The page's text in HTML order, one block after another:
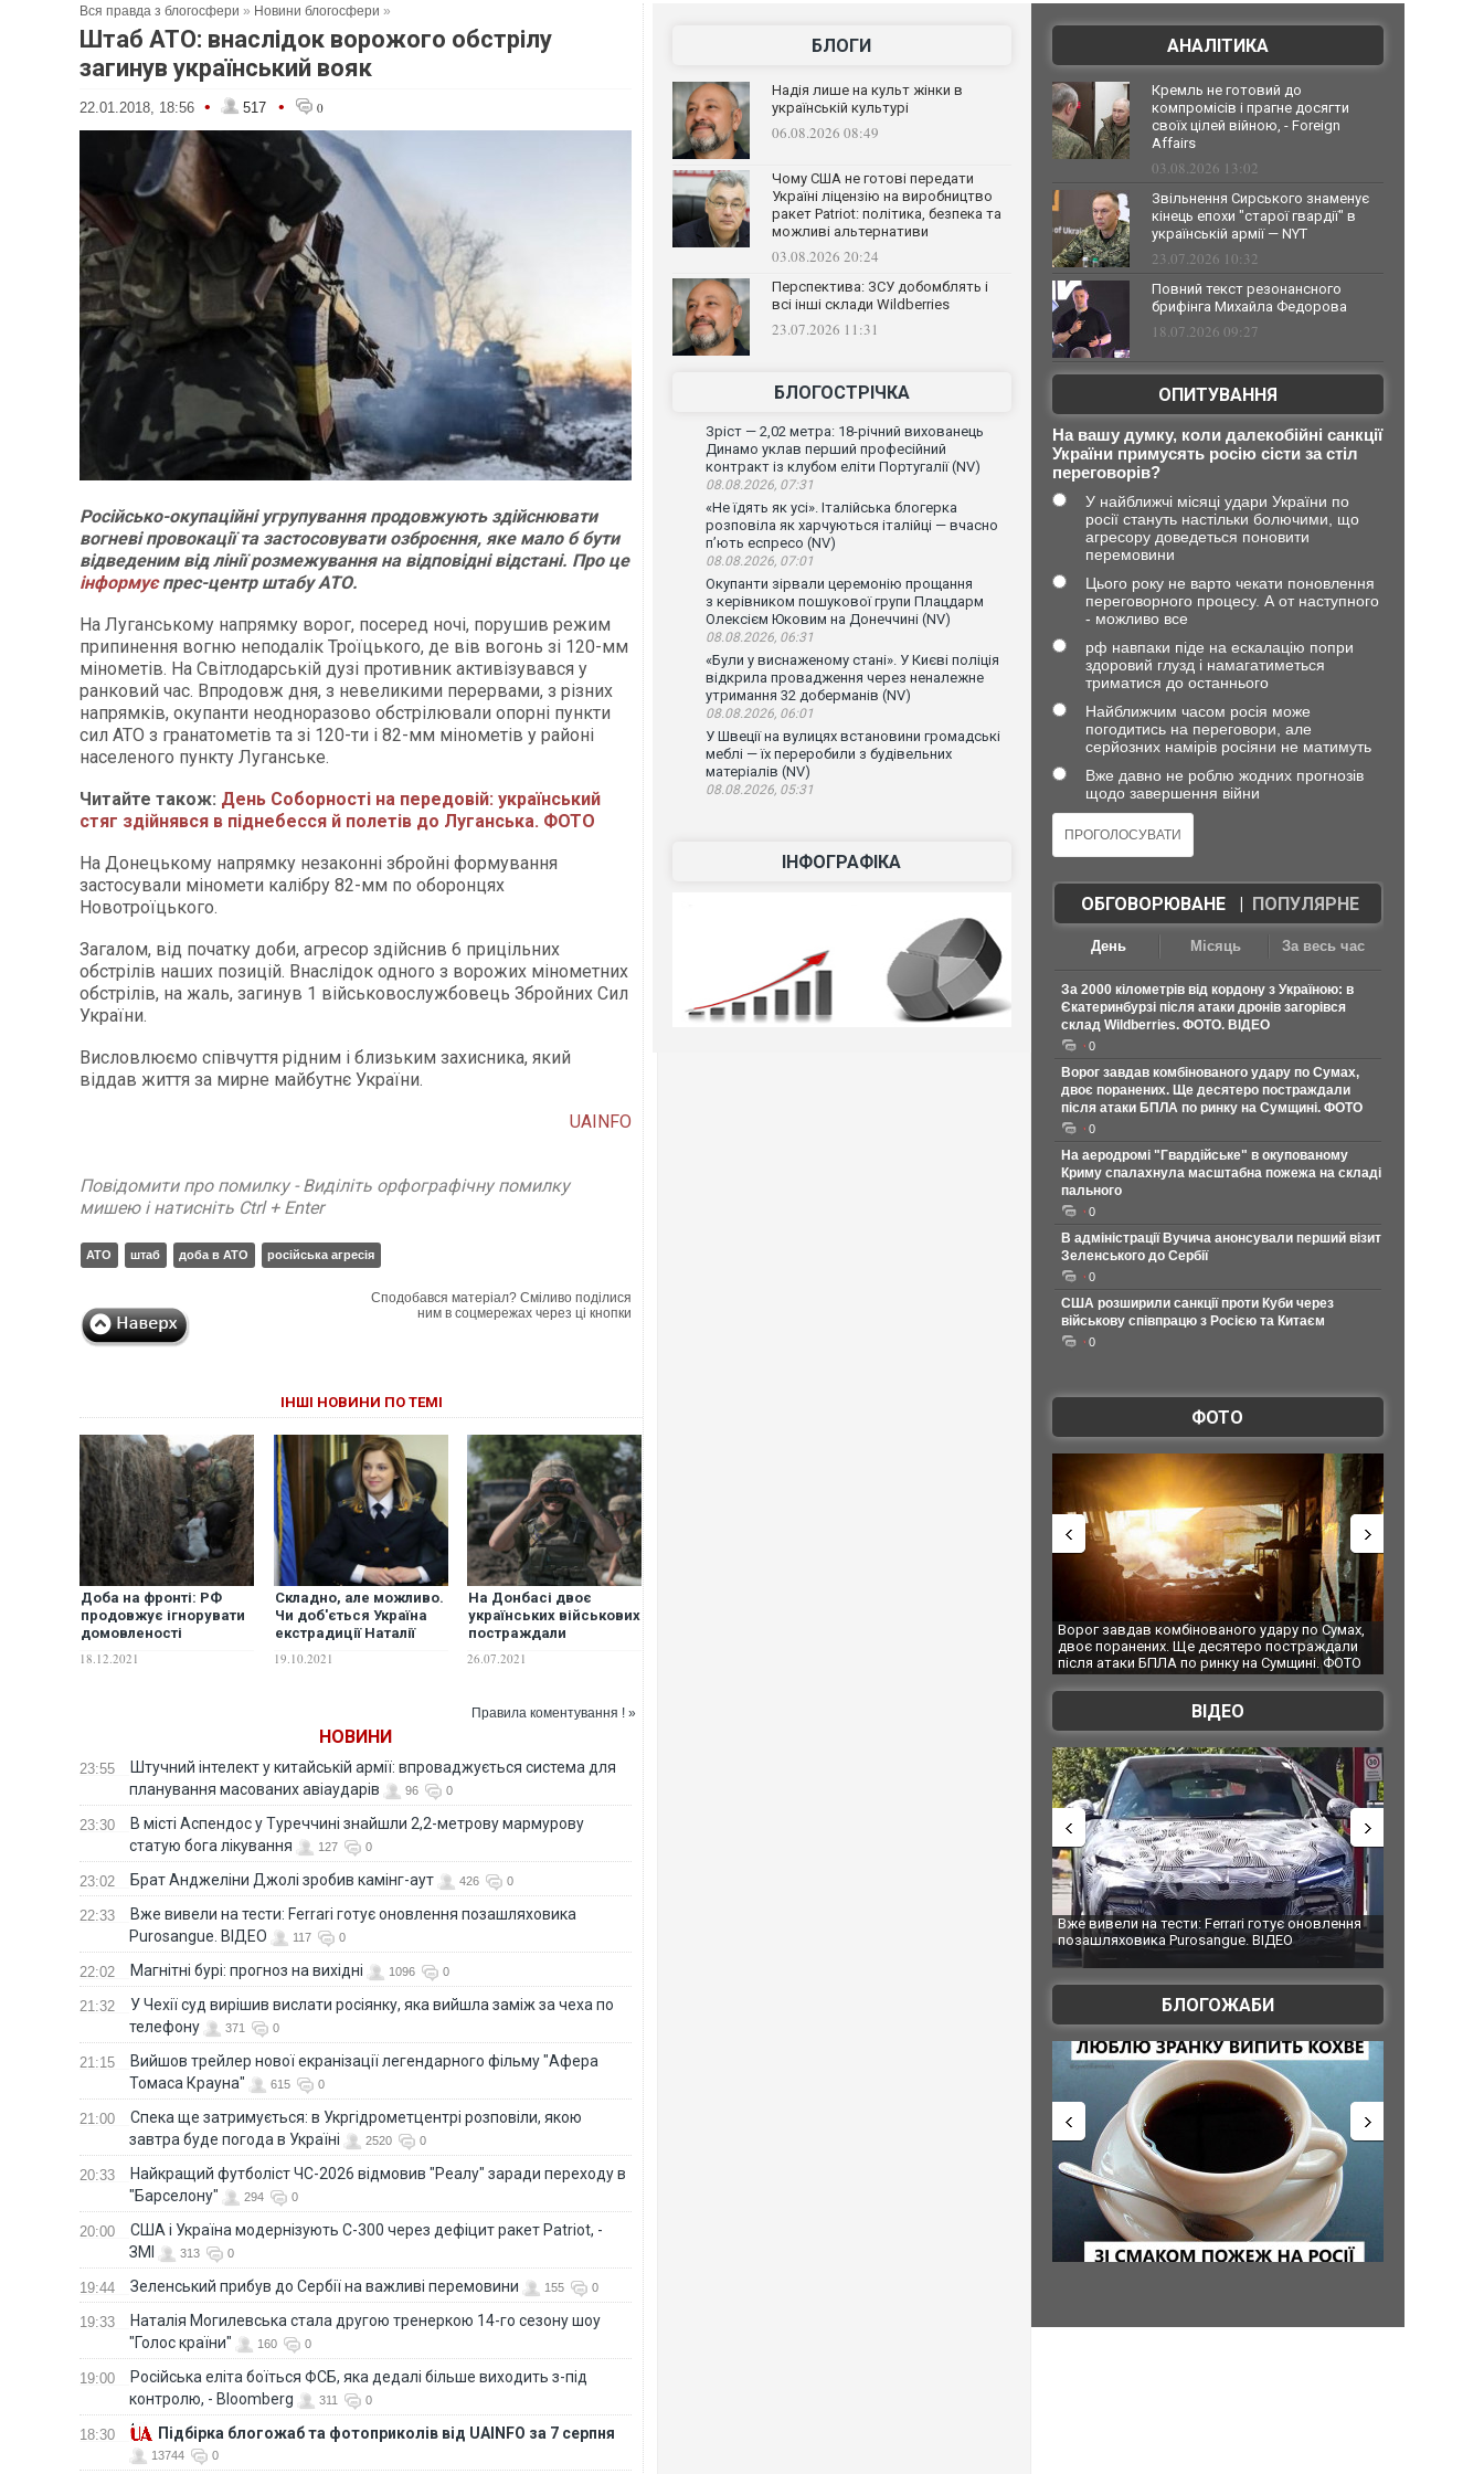
Вся правда з блогосфери » Новини блогосфери »
Штаб АТО: внаслідок ворожого обстрілу
загинув український вояк
22.01.2018, 18:56 • 517 • 0
Російсько-окупаційні угрупування продовжують здійснювати
вогневі провокації та застосовувати озброєння, яке мало б бути
відведеним від лінії розмежування на відповідні відстані. Про це
інформуєпрес-центр штабу АТО.
На Луганському напрямку ворог, посеред ночі, порушив режим
припинення вогню неподалік Троїцького, де вів вогонь зі 120-мм
мінометів. На Світлодарській дузі противник активізувався у
ранковий час. Впродовж дня, з невеликими перервами, з різних
напрямків, окупанти неодноразово обстрілювали опорні пункти
сил АТО з гранатометів та зі 120-ти і 82-мм мінометів у районі
населеного пункту Луганське.
Читайте також: День Соборності на передовій: український
стяг здійнявся в піднебесся й полетів до Луганська. ФОТО
На Донецькому напрямку незаконні збройні формування
застосували міномети калібру 82-мм по оборонцях
Новотроїцького.
Загалом, від початку доби, агресор здійснив 6 прицільних
обстрілів наших позицій. Внаслідок одного з ворожих мінометних
обстрілів, на жаль, загинув 1 військовослужбовець Збройних Сил
України.
Висловлюємо співчуття рідним і близьким захисника, який
віддав життя за мирне майбутнє України.
UAINFO
Повідомити про помилку - Виділіть орфографічну помилку
мишею і натисніть Ctrl + Enter
АТО штаб доба в АТО російська агресія
Сподобався матеріал? Сміливо поділися
ним в соцмережах через ці кнопки
ІНШІ НОВИНИ ПО ТЕМІ
Доба на фронті: РФ
продовжує ігнорувати
домовленості
контактної групи
18.12.2021
Складно, але можливо.
Чи доб'ється Україна
екстрадиції Наталії
Верде
19.10.2021
На Донбасі двоє
українських військових
постраждали
бойовиків — штаб ООС
26.07.2021
Правила коментування ! »
НОВИНИ
23:55
Штучний інтелект у китайській армії: впроваджується система для
планування масованих авіаударів
96 0
23:30
В місті Аспендос у Туреччині знайшли 2,2-метрову мармурову
статую бога лікування
127 0
23:02 Брат Анджеліни Джолі зробив камінг-аут 426 0
22:33
Вже вивели на тести: Ferrari готує оновлення позашляховика
Purosangue. ВІДЕО
117 0
22:02 Магнітні бурі: прогноз на вихідні 1096 0
21:32
У Чехії суд вирішив вислати росіянку, яка вийшла заміж за чеха по
телефону
371 0
21:15
Вийшов трейлер нової екранізації легендарного фільму "Афера
Томаса Крауна"
615 0
21:00
Спека ще затримується: в Укргідрометцентрі розповіли, якою
завтра буде погода в Україні
2520 0
20:33
Найкращий футболіст ЧС-2026 відмовив "Реалу" заради переходу в
"Барселону"
294 0
20:00
США і Україна модернізують С-300 через дефіцит ракет Patriot, -
ЗМІ
313 0
19:44 Зеленський прибув до Сербії на важливі перемовини 155 0
19:33
Наталія Могилевська стала другою тренеркою 14-го сезону шоу
"Голос країни"
160 0
19:00
Російська еліта боїться ФСБ, яка дедалі більше виходить з-під
контролю, - Bloomberg
311 0
18:30 Підбірка блогожаб та фотоприколів від UAINFO за 7 серпня
13744 0
БЛОГИ
Надія лише на культ жінки в
українській культурі
06.08.2026 08:49
Чому США не готові передати
Україні ліцензію на виробництво
ракет Patriot: політика, безпека та
можливі альтернативи
03.08.2026 20:24
Перспектива: ЗСУ добомблять і
всі інші склади Wildberries
23.07.2026 11:31
БЛОГОСТРІЧКА
Зріст — 2,02 метра: 18-річний вихованець
Динамо уклав перший професійний
контракт із клубом еліти Португалії (NV)
08.08.2026, 07:31
«Не їдять як усі». Італійська блогерка
розповіла як харчуються італійці — вчасно
п’ють еспресо (NV)
08.08.2026, 07:01
Окупанти зірвали церемонію прощання
з керівником пошукової групи Плацдарм
Олексієм Юковим на Донеччині (NV)
08.08.2026, 06:31
«Були у виснаженому стані». У Києві поліція
відкрила провадження через неналежне
утримання 32 доберманів (NV)
08.08.2026, 06:01
У Швеції на вулицях встановини громадські
меблі — їх переробили з будівельних
матеріалів (NV)
08.08.2026, 05:31
ІНФОГРАФІКА
АНАЛІТИКА
Кремль не готовий до
компромісів і прагне досягти
своїх цілей війною, - Foreign
Affairs
03.08.2026 13:02
Звільнення Сирського знаменує
кінець епохи "старої гвардії" в
українській армії — NYT
23.07.2026 10:32
Повний текст резонансного
брифінга Михайла Федорова
18.07.2026 09:27
ОПИТУВАННЯ
На вашу думку, коли далекобійні санкції
України примусять росію сісти за стіл
переговорів?
У найближчі місяці удари України по
росії стануть настільки болючими, що
агресору доведеться поновити
перемовини
Цього року не варто чекати поновлення
переговорного процесу. А от наступного
- можливо все
рф навпаки піде на ескалацію попри
здоровий глузд і намагатиметься
триматися до останнього
Найближчим часом росія може
погодитись на переговори, але
серйозних намірів росіяни не матимуть
Вже давно не роблю жодних прогнозів
щодо завершення війни
ОБГОВОРЮВАНЕ| ПОПУЛЯРНЕ
День Місяць За весь час
За 2000 кілометрів від кордону з Україною: в
Єкатеринбурзі після атаки дронів загорівся
склад Wildberries. ФОТО. ВІДЕО
0
Ворог завдав комбінованого удару по Сумах,
двоє поранених. Ще десятеро постраждали
після атаки БПЛА по ринку на Сумщині. ФОТО
0
На аеродромі "Гвардійське" в окупованому
Криму спалахнула масштабна пожежа на складі
пального
0
В адміністрації Вучича анонсували перший візит
Зеленського до Сербії
0
США розширили санкції проти Куби через
військову співпрацю з Росією та Китаєм
0
ФОТО
Ворог завдав комбінованого удару по Сумах,
двоє поранених. Ще десятеро постраждали
після атаки БПЛА по ринку на Сумщині. ФОТО
За 2000 кілометрів від кордону з Україною: в
Єкатеринбурзі після атаки дронів загорівся
склад Wildberries. ФОТО. ВІДЕО
ВІДЕО
Вже вивели на тести: Ferrari готує оновлення
Вийшов трейлер нової екранізації легендарного
фільму "Афера Томаса Крауна"
БЛОГОЖАБИ